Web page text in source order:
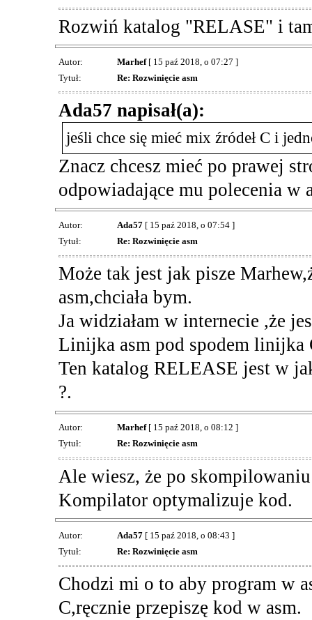
Rozwiń katalog "RELASE" i
Autor: Marhef[ 15 paź 2018, o 07:27 ]
Tytuł:
Re: Rozwinięcie asm
Ada57 napisał(a):
jeśli chce się mieć mix źródeł C i
Znacz chcesz mieć po prawej
odpowiadające mu polecenia w
Autor: Ada57[ 15 paź 2018, o 07:54 ]
Tytuł:
Re: Rozwinięcie asm
Może tak jest jak pisze
asm,chciała bym.
Ja widziałam w internecie ,że
Linijka asm pod spodem linijka
Ten katalog RELEASE jest w
?.
Autor: Marhef[ 15 paź 2018, o 08:12 ]
Tytuł:
Re: Rozwinięcie asm
Ale wiesz, że po
Kompilator optymalizuje kod.
Autor: Ada57[ 15 paź 2018, o 08:43 ]
Tytuł:
Re: Rozwinięcie asm
Chodzi mi o to aby program w
C,ręcznie przepiszę kod w asm.